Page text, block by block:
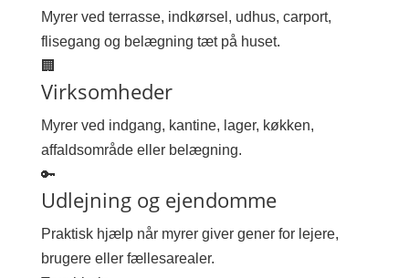
Myrer ved terrasse, indkørsel, udhus, carport,
flisegang og belægning tæt på huset.
🏢
Virksomheder
Myrer ved indgang, kantine, lager, køkken,
affaldsområde eller belægning.
🔑
Udlejning og ejendomme
Praktisk hjælp når myrer giver gener for lejere,
brugere eller fællesarealer.